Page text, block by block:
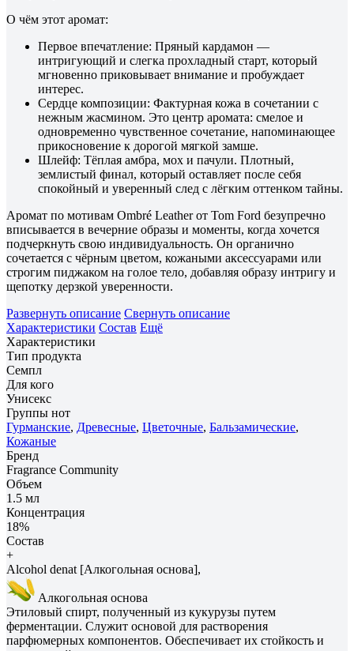
О чём этот аромат:
Первое впечатление: Пряный кардамон —
интригующий и слегка прохладный старт, который
мгновенно приковывает внимание и пробуждает
интерес.
Сердце композиции: Фактурная кожа в сочетании с
нежным жасмином. Это центр аромата: смелое и
одновременно чувственное сочетание, напоминающее
прикосновение к дорогой мягкой замше.
Шлейф: Тёплая амбра, мох и пачули. Плотный,
землистый финал, который оставляет после себя
спокойный и уверенный след с лёгким оттенком тайны.
Аромат по мотивам Ombré Leather от Tom Ford безупречно
вписывается в вечерние образы и моменты, когда хочется
подчеркнуть свою индивидуальность. Он органично
сочетается с чёрным цветом, кожаными аксессуарами или
строгим пиджаком на голое тело, добавляя образу интригу и
щепотку дерзкой уверенности.
Развернуть описание Свернуть описание
Характеристики Состав Ещё
Характеристики
Тип продукта
Семпл
Для кого
Унисекс
Группы нот
Гурманские, Древесные, Цветочные, Бальзамические,
Кожаные
Бренд
Fragrance Community
Объем
1.5 мл
Концентрация
18%
Состав
+
Alcohol denat [Алкогольная основа],
Алкогольная основа
Этиловый спирт, полученный из кукурузы путем
ферментации. Служит основой для растворения
парфюмерных компонентов. Обеспечивает их стойкость и